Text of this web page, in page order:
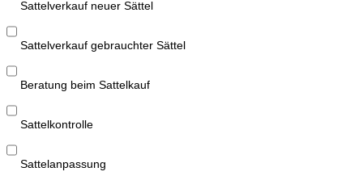
Sattelverkauf neuer Sättel
Sattelverkauf gebrauchter Sättel
Beratung beim Sattelkauf
Sattelkontrolle
Sattelanpassung